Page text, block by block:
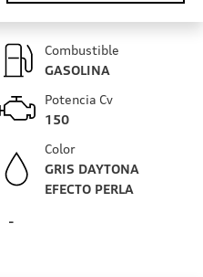
Combustible
GASOLINA
Potencia Cv
150
Color
GRIS DAYTONA
EFECTO PERLA
-